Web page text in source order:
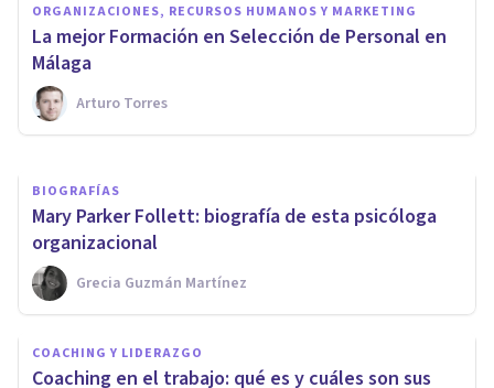
ORGANIZACIONES, RECURSOS HUMANOS Y MARKETING
La mejor Formación en Selección de Personal en
Málaga
Arturo Torres
La mejor Formación en
Recursos Humanos en Málaga
Psicología Y Mente
BIOGRAFÍAS
Mary Parker Follett: biografía de esta psicóloga
organizacional
Grecia Guzmán Martínez
COACHING Y LIDERAZGO
Coaching en el trabajo: qué es y cuáles son sus